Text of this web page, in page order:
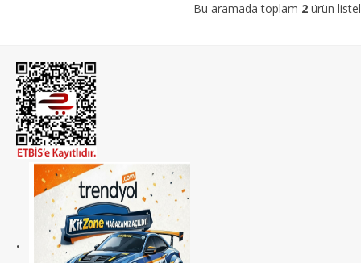
Bu aramada toplam 2 ürün
.